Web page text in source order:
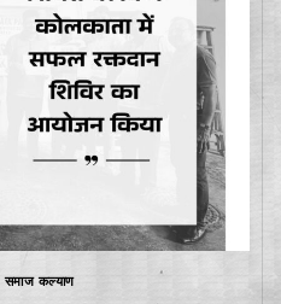
समाज कल्याण